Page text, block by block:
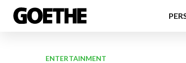
ENTERTAINMENT